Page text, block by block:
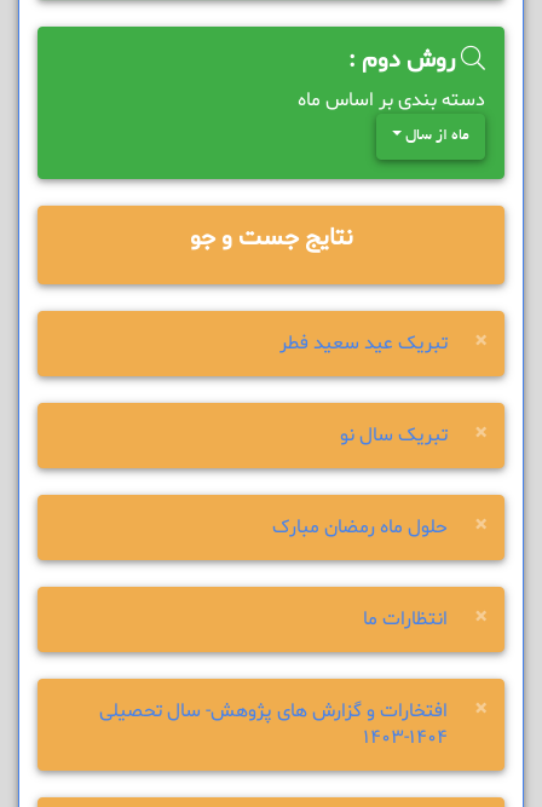
روش دوم :
دسته بندی بر اساس ماه
ماه از سال
نتایج جست و جو
× تبریک عید سعید فطر
× تبریک سال نو
× حلول ماه رمضان مبارک
× انتظارات ما
×
افتخارات و گزارش های پژوهش- سال تحصیلی
1404-1403